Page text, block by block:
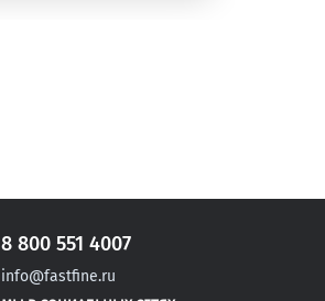
8 800 551 4007
info@fastfine.ru